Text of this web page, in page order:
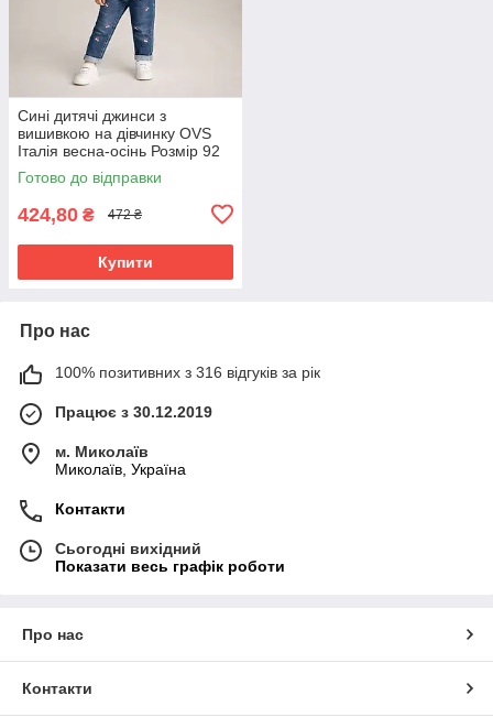
Сині дитячі джинси з
вишивкою на дівчинку OVS
Італія весна-осінь Розмір 92
см
Готово до відправки
424,80 ₴ 472 ₴
Купити
Про нас
100% позитивних з 316 відгуків за рік
Працює з 30.12.2019
м. Миколаїв
Миколаїв, Україна
Контакти
Сьогодні вихідний
Показати весь графік роботи
Про нас
Контакти